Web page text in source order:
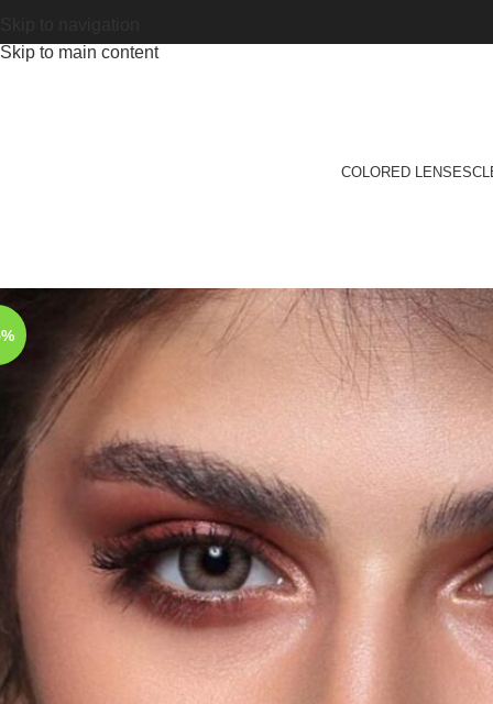
Skip to main content
COLORED LENSES